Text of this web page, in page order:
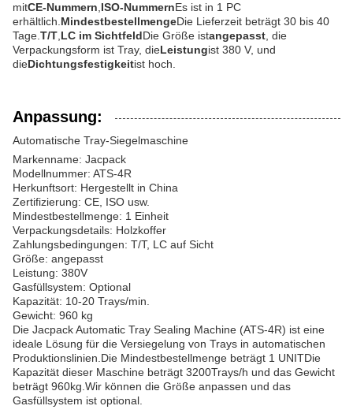
mitCE-Nummern ISO-NummernEs ist in 1 PC
erhältlich. MindestbestellmengeDie Lieferzeit beträgt 30 bis 40
Tage. T/T LC im SichtfeldDie Größe istangepasst , die
Verpackungsform ist Tray, dieLeistungist 380 V, und
dieDichtungsfestigkeitist hoch.
Anpassung:
Automatische Tray-Siegelmaschine
Markenname: Jacpack
Modellnummer: ATS-4R
Herkunftsort: Hergestellt in China
Zertifizierung: CE, ISO usw.
Mindestbestellmenge: 1 Einheit
Verpackungsdetails: Holzkoffer
Zahlungsbedingungen: T/T, LC auf Sicht
Größe: angepasst
Leistung: 380V
Gasfüllsystem: Optional
Kapazität: 10-20 Trays/min.
Gewicht: 960 kg
Die Jacpack Automatic Tray Sealing Machine (ATS-4R) ist eine
ideale Lösung für die Versiegelung von Trays in automatischen
Produktionslinien.Die Mindestbestellmenge beträgt 1 UNITDie
Kapazität dieser Maschine beträgt 3200Trays/h und das Gewicht
beträgt 960kg.Wir können die Größe anpassen und das
Gasfüllsystem ist optional.